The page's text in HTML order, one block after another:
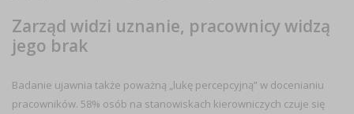
Zarząd widzi uznanie, pracownicy widzą
jego brak
Badanie ujawnia także poważną „lukę percepcyjną” w docenianiu
pracowników. 58% osób na stanowiskach kierowniczych czuje się